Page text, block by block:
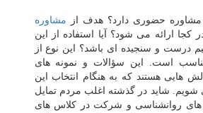
مشاوره حضوری دارد؟ هدف از مشاوره
کجا ارائه می شود؟ آیا استفاده از این
درست و سنجیده ای باشد؟ این نوع از
است. این سؤالات و نمونه های
هایی هستند که به هنگام انتخاب این
شویم. شاید در گذشته اغلب مردم تمایل
روانشناسی و شرکت در کلاس های